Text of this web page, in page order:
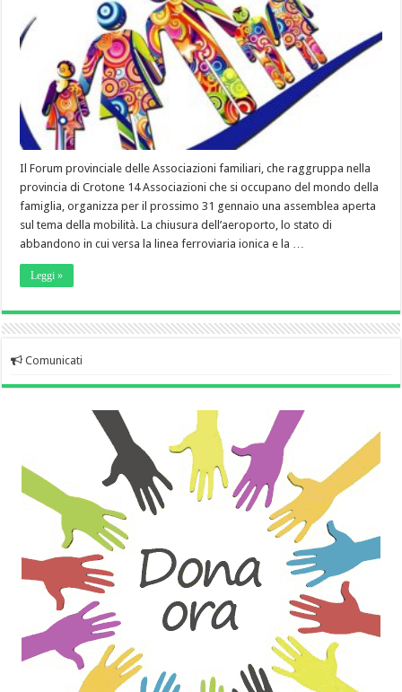
Il Forum provinciale delle Associazioni familiari, che raggruppa nella
provincia di Crotone 14 Associazioni che si occupano del mondo della
famiglia, organizza per il prossimo 31 gennaio una assemblea aperta
sul tema della mobilità. La chiusura dell’aeroporto, lo stato di
abbandono in cui versa la linea ferroviaria ionica e la …
Leggi »
Comunicati